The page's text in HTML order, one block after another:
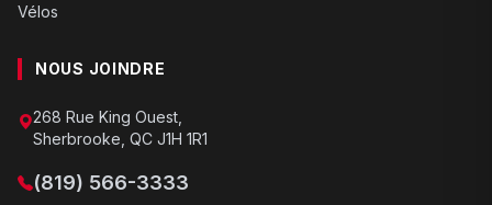
Vélos
NOUS JOINDRE
268 Rue King Ouest,
Sherbrooke, QC J1H 1R1
(819) 566-3333